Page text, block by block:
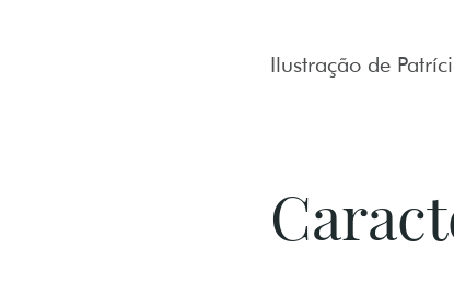
Ilustração de